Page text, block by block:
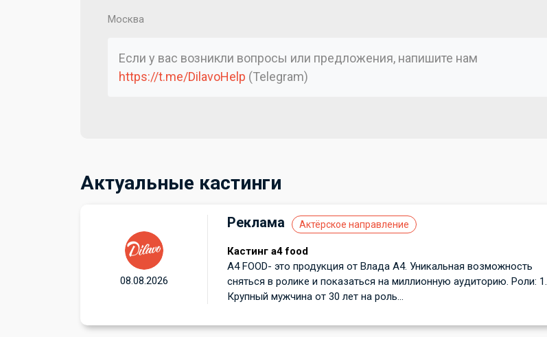
Москва
Если у вас возникли вопросы или предложения, напишите нам
https://t.me/DilavoHelp (Telegram)
Актуальные кастинги
Реклама Актёрское направление
Кастинг а4 food
А4 FOOD- это продукция от Влада А4. Уникальная возможность
сняться в ролике и показаться на миллионную аудиторию. Роли: 1.
Крупный мужчина от 30 лет на роль...
08.08.2026